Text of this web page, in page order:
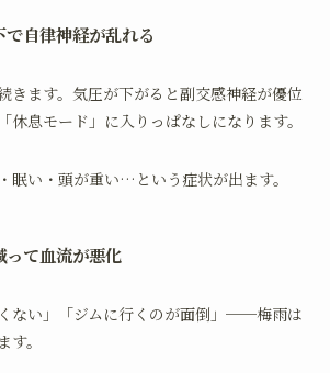
自律神経が乱れる
きます。気圧が下がると副交感神経が優位
休息モード」に入りっぱなしになります。
眠い・頭が重い…という症状が出ます。
て血流が悪化
くない」「ジムに行くのが面倒」──梅雨は
。